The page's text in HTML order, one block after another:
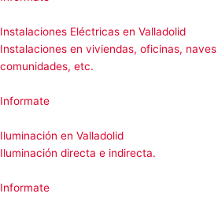
Instalaciones Eléctricas en Valladolid
Instalaciones en viviendas, oficinas,
comunidades, etc.
Informate
Iluminación en Valladolid
Iluminación directa e indirecta.
Informate